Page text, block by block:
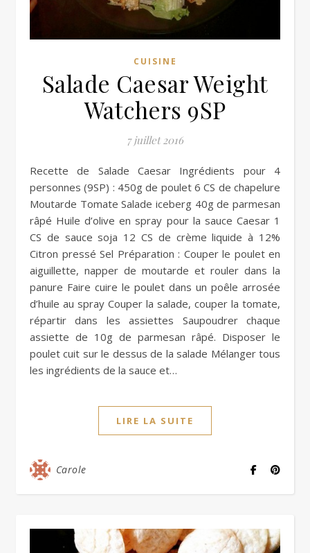
CUISINE
Salade Caesar Weight
Watchers 9SP
7 juillet 2016
personnes (9SP) : 450g de poulet 6 CS de chapelure
Moutarde Tomate Salade iceberg 40g de parmesan
râpé Huile d’olive en spray pour la sauce Caesar 1
CS de sauce soja 12 CS de crème liquide à 12%
Citron pressé Sel Préparation : Couper le poulet en
aiguillette, napper de moutarde et rouler dans la
panure Faire cuire le poulet dans un poêle arrosée
d’huile au spray Couper la salade, couper la tomate,
répartir dans les assiettes Saupoudrer chaque
assiette de 10g de parmesan râpé. Disposer le
poulet cuit sur le dessus de la salade Mélanger tous
les ingrédients de la sauce et…
LIRE LA SUITE
Carole